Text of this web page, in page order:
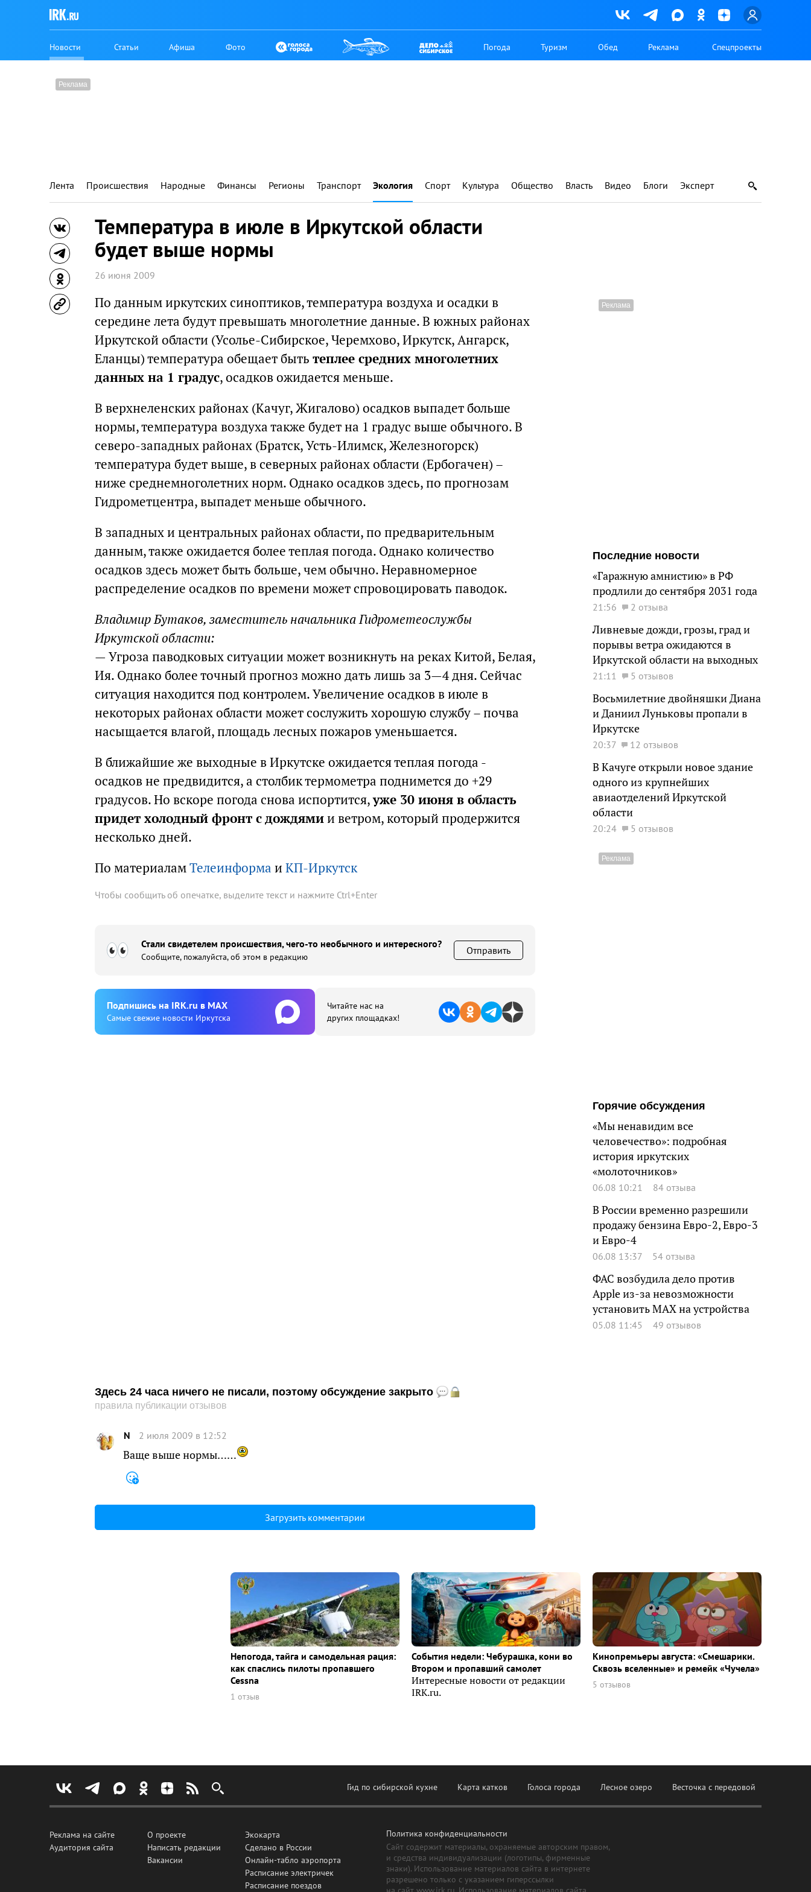
Новости Статьи Афиша Фото Погода Туризм Обед Реклама Спецпроекты
Лента Происшествия Народные Финансы Регионы Транспорт Экология Спорт Культура Общество Власть Видео Блоги Эксперт
Температура в июле в Иркутской области
будет выше нормы
26 июня 2009
По данным иркутских синоптиков, температура воздуха и осадки в
середине лета будут превышать многолетние данные. В южных районах
Иркутской области (Усолье-Сибирское, Черемхово, Иркутск, Ангарск,
Еланцы) температура обещает быть теплее средних многолетних
данных на 1 градус, осадков ожидается меньше.
В верхнеленских районах (Качуг, Жигалово) осадков выпадет больше
нормы, температура воздуха также будет на 1 градус выше обычного. В
северо-западных районах (Братск, Усть-Илимск, Железногорск)
температура будет выше, в северных районах области (Ербогачен) –
ниже среднемноголетних норм. Однако осадков здесь, по прогнозам
Гидрометцентра, выпадет меньше обычного.
В западных и центральных районах области, по предварительным
данным, также ожидается более теплая погода. Однако количество
осадков здесь может быть больше, чем обычно. Неравномерное
распределение осадков по времени может спровоцировать паводок.
Владимир Бутаков, заместитель начальника Гидрометеослужбы
Иркутской области:
— Угроза паводковых ситуации может возникнуть на реках Китой, Белая,
Ия. Однако более точный прогноз можно дать лишь за 3—4 дня. Сейчас
ситуация находится под контролем. Увеличение осадков в июле в
некоторых районах области может сослужить хорошую службу – почва
насыщается влагой, площадь лесных пожаров уменьшается.
В ближайшие же выходные в Иркутске ожидается теплая погода -
осадков не предвидится, а столбик термометра поднимется до +29
градусов. Но вскоре погода снова испортится,уже 30 июня в область
придет холодный фронт с дождямии ветром, который продержится
несколько дней.
По материаламТелеинформа и КП-Иркутск
Чтобы сообщить об опечатке, выделите текст и нажмите Ctrl+Enter
Стали свидетелем происшествия, чего-то необычного и интересного?
Сообщите, пожалуйста, об этом в редакцию
Отправить
Подпишиcь на IRK.ru в MAX
Cамые свежие новости Иркутска
Читайте нас на
других площадках!
Здесь 24 часа ничего не писали, поэтому обсуждение закрыто
правила публикации отзывов
N 2 июля 2009 в 12:52
Ваще выше нормы……
Загрузить комментарии
Последние новости
«Гаражную амнистию» в РФ
продлили до сентября 2031 года
21:56 2 отзыва
Ливневые дожди, грозы, град и
порывы ветра ожидаются в
Иркутской области на выходных
21:11 5 отзывов
Восьмилетние двойняшки Диана
и Даниил Луньковы пропали в
Иркутске
20:37 12 отзывов
В Качуге открыли новое здание
одного из крупнейших
авиаотделений Иркутской
области
20:24 5 отзывов
Горячие обсуждения
«Мы ненавидим все
человечество»: подробная
история иркутских
«молоточников»
06.08 10:21 84 отзыва
В России временно разрешили
продажу бензина Евро-2, Евро-3
и Евро-4
06.08 13:37 54 отзыва
ФАС возбудила дело против
Apple из-за невозможности
установить MAX на устройства
05.08 11:45 49 отзывов
Непогода, тайга и самодельная рация:
как спаслись пилоты пропавшего
Cessna
1 отзыв
События недели: Чебурашка, кони во
Втором и пропавший самолет
Интересные новости от редакции
IRK.ru.
Кинопремьеры августа: «Смешарики.
Сквозь вселенные» и ремейк «Чучела»
5 отзывов
Гид по сибирской кухне Карта катков Голоса города Лесное озеро Весточка с передовой
Реклама на сайте
Аудитория сайта
О проекте
Написать редакции
Вакансии
Экокарта
Сделано в России
Онлайн-табло аэропорта
Расписание электричек
Расписание поездов
Политика конфиденциальности
Сайт содержит материалы, охраняемые авторским правом,
и средства индивидуализации (логотипы, фирменные
знаки). Использование материалов сайта в интернете
разрешено только с указанием гиперссылки